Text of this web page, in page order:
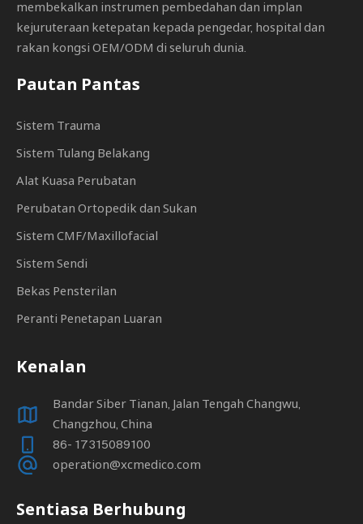
membekalkan instrumen pembedahan dan implan
kejuruteraan ketepatan kepada pengedar, hospital dan
rakan kongsi OEM/ODM di seluruh dunia.
Pautan Pantas
Sistem Trauma
Sistem Tulang Belakang
Alat Kuasa Perubatan
Perubatan Ortopedik dan Sukan
Sistem CMF/Maxillofacial
Sistem Sendi
Bekas Pensterilan
Peranti Penetapan Luaran
Kenalan
Bandar Siber Tianan, Jalan Tengah Changwu,
Changzhou, China
86- 17315089100
operation@xcmedico.com
Sentiasa Berhubung